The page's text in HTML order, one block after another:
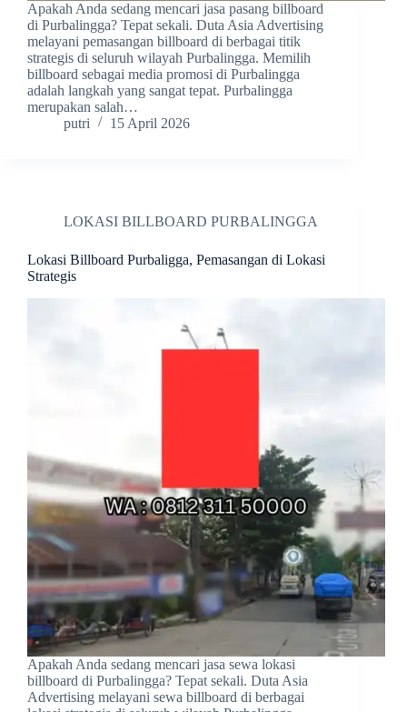
Apakah Anda sedang mencari jasa pasang billboard
di Purbalingga? Tepat sekali. Duta Asia Advertising
melayani pemasangan billboard di berbagai titik
strategis di seluruh wilayah Purbalingga. Memilih
billboard sebagai media promosi di Purbalingga
adalah langkah yang sangat tepat. Purbalingga
merupakan salah…
putri
15 April 2026
LOKASI BILLBOARD PURBALINGGA
Lokasi Billboard Purbaligga, Pemasangan di Lokasi
Strategis
Apakah Anda sedang mencari jasa sewa lokasi
billboard di Purbalingga? Tepat sekali. Duta Asia
Advertising melayani sewa billboard di berbagai